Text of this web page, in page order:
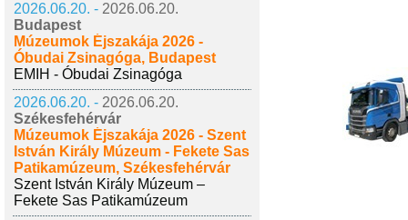
2026.06.20. - 2026.06.20.
Budapest
Múzeumok Éjszakája 2026 -
Óbudai Zsinagóga, Budapest
EMIH - Óbudai Zsinagóga
2026.06.20. - 2026.06.20.
Székesfehérvár
Múzeumok Éjszakája 2026 - Szent
István Király Múzeum - Fekete Sas
Patikamúzeum, Székesfehérvár
Szent István Király Múzeum –
Fekete Sas Patikamúzeum